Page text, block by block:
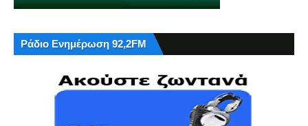
Ράδιο Ενημέρωση 92,2FM